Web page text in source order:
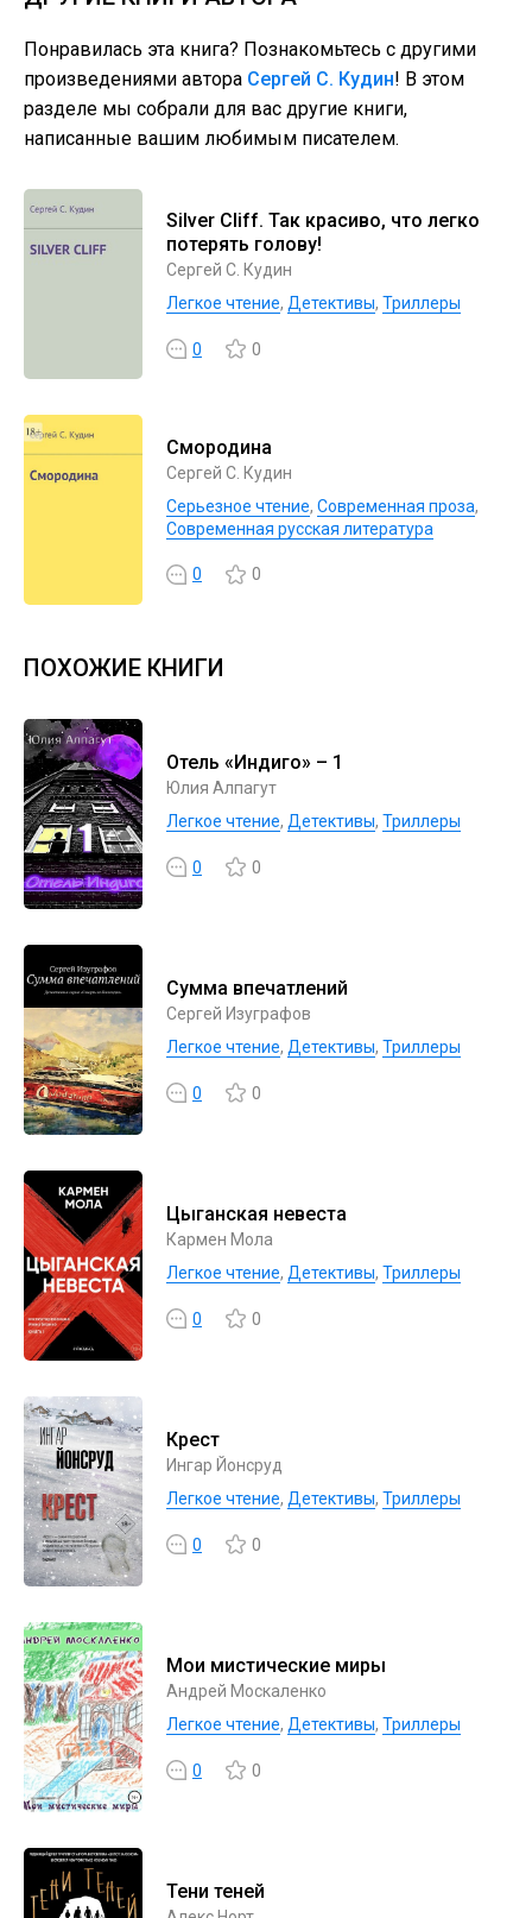
Понравилась эта книга? Познакомьтесь с другими
произведениями автора Сергей С. Кудин! В этом
разделе мы собрали для вас другие книги,
написанные вашим любимым писателем.
Silver Cliff. Так красиво, что легко
потерять голову!
Сергей С. Кудин
Легкое чтение, Детективы, Триллеры
0 0
Смородина
Сергей С. Кудин
Серьезное чтение, Современная проза,
Современная русская литература
0 0
ПОХОЖИЕ КНИГИ
Отель «Индиго» – 1
Юлия Алпагут
Легкое чтение, Детективы, Триллеры
0 0
Сумма впечатлений
Сергей Изуграфов
Легкое чтение, Детективы, Триллеры
0 0
Цыганская невеста
Кармен Мола
Легкое чтение, Детективы, Триллеры
0 0
Крест
Ингар Йонсруд
Легкое чтение, Детективы, Триллеры
0 0
Мои мистические миры
Андрей Москаленко
Легкое чтение, Детективы, Триллеры
0 0
Тени теней